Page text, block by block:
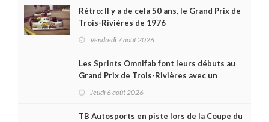
Rétro: Il y a de cela 50 ans, le Grand Prix de
Trois-Rivières de 1976
Vendredi 7 août 2026
Les Sprints Omnifab font leurs débuts au
Grand Prix de Trois-Rivières avec un
Jeudi 6 août 2026
TB Autosports en piste lors de la Coupe du